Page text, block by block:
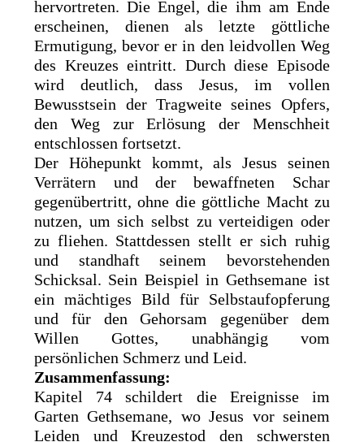
hervortreten. Die Engel, die ihm am Ende
erscheinen, dienen als letzte göttliche
Ermutigung, bevor er in den leidvollen Weg
des Kreuzes eintritt. Durch diese Episode
wird deutlich, dass Jesus, im vollen
Bewusstsein der Tragweite seines Opfers,
den Weg zur Erlösung der Menschheit
entschlossen fortsetzt.
Der Höhepunkt kommt, als Jesus seinen
Verrätern und der bewaffneten Schar
gegenübertritt, ohne die göttliche Macht zu
nutzen, um sich selbst zu verteidigen oder
zu fliehen. Stattdessen stellt er sich ruhig
und standhaft seinem bevorstehenden
Schicksal. Sein Beispiel in Gethsemane ist
ein mächtiges Bild für Selbstaufopferung
und für den Gehorsam gegenüber dem
Willen Gottes, unabhängig vom
persönlichen Schmerz und Leid.
Zusammenfassung:
Kapitel 74 schildert die Ereignisse im
Garten Gethsemane, wo Jesus vor seinem
Leiden und Kreuzestod den schwersten